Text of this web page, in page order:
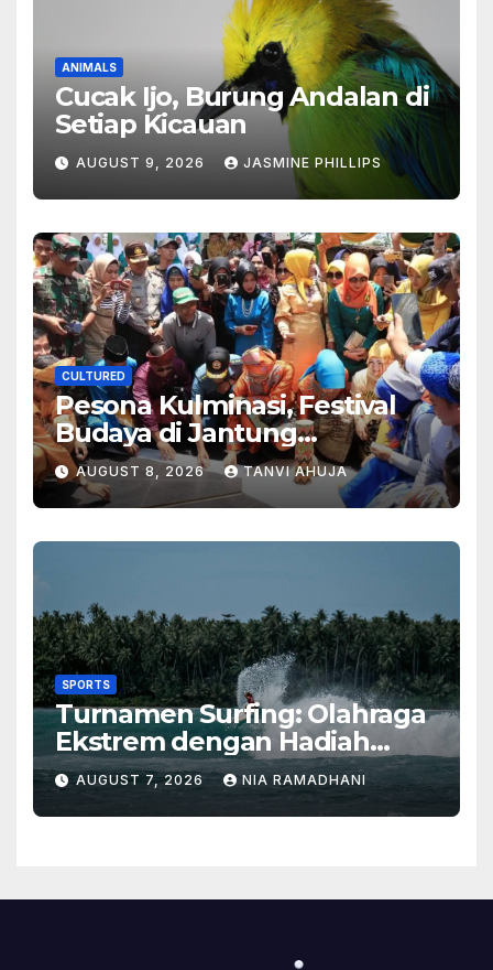
ANIMALS
Cucak Ijo, Burung Andalan di
Setiap Kicauan
AUGUST 9, 2026 JASMINE PHILLIPS
CULTURED
Pesona Kulminasi, Festival
Budaya di Jantung
Kalimantan
AUGUST 8, 2026 TANVI AHUJA
SPORTS
Turnamen Surfing: Olahraga
Ekstrem dengan Hadiah
Besar
AUGUST 7, 2026 NIA RAMADHANI